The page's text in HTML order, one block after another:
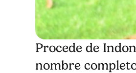
Procede de
nombre